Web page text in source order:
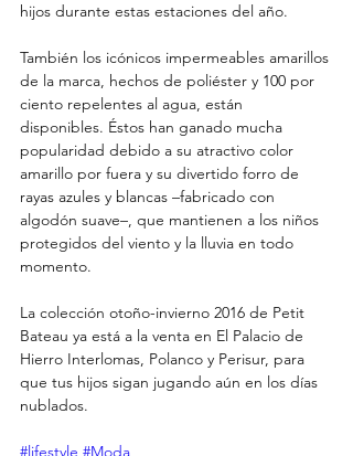
hijos durante estas estaciones del año.
También los icónicos impermeables amarillos
de la marca, hechos de poliéster y 100 por
ciento repelentes al agua, están
disponibles. Éstos han ganado mucha
popularidad debido a su atractivo color
amarillo por fuera y su divertido forro de
rayas azules y blancas –fabricado con
algodón suave–, que mantienen a los niños
protegidos del viento y la lluvia en todo
momento.
La colección otoño-invierno 2016 de Petit
Bateau ya está a la venta en El Palacio de
Hierro Interlomas, Polanco y Perisur, para
que tus hijos sigan jugando aún en los días
nublados.
#lifestyle #Moda